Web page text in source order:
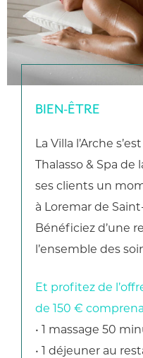
BIEN-ÊTRE
La Villa l’Arche
Thalasso & Spa de
ses clients un
à Loremar de
Bénéficiez d’une
l’ensemble des
Et profitez de
de 150 €
• 1 massage 50
• 1 déjeuner au